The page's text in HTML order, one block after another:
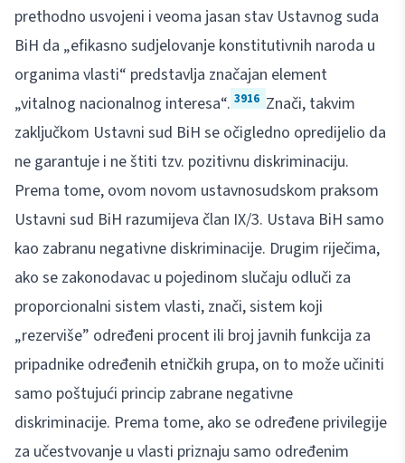
prethodno usvojeni i veoma jasan stav Ustavnog suda
BiH da „efikasno sudjelovanje konstitutivnih naroda u
organima vlasti“ predstavlja značajan element
„vitalnog nacionalnog interesa“. 3916 Znači, takvim
zaključkom Ustavni sud BiH se očigledno opredijelio da
ne garantuje i ne štiti tzv. pozitivnu diskriminaciju.
Prema tome, ovom novom ustavnosudskom praksom
Ustavni sud BiH razumijeva član IX/3. Ustava BiH samo
kao zabranu negativne diskriminacije. Drugim riječima,
ako se zakonodavac u pojedinom slučaju odluči za
proporcionalni sistem vlasti, znači, sistem koji
„rezerviše” određeni procent ili broj javnih funkcija za
pripadnike određenih etničkih grupa, on to može učiniti
samo poštujući princip zabrane negativne
diskriminacije. Prema tome, ako se određene privilegije
za učestvovanje u vlasti priznaju samo određenim